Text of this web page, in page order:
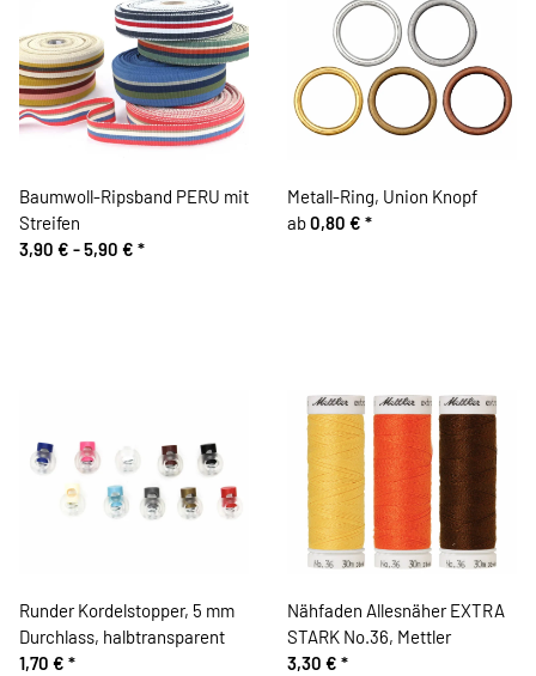
Baumwoll-Ripsband PERU mit
Streifen
3,90 € -5,90 € *
Metall-Ring, Union Knopf
ab0,80 € *
Runder Kordelstopper, 5 mm
Durchlass, halbtransparent
1,70 € *
Nähfaden Allesnäher EXTRA
STARK No.36, Mettler
3,30 € *